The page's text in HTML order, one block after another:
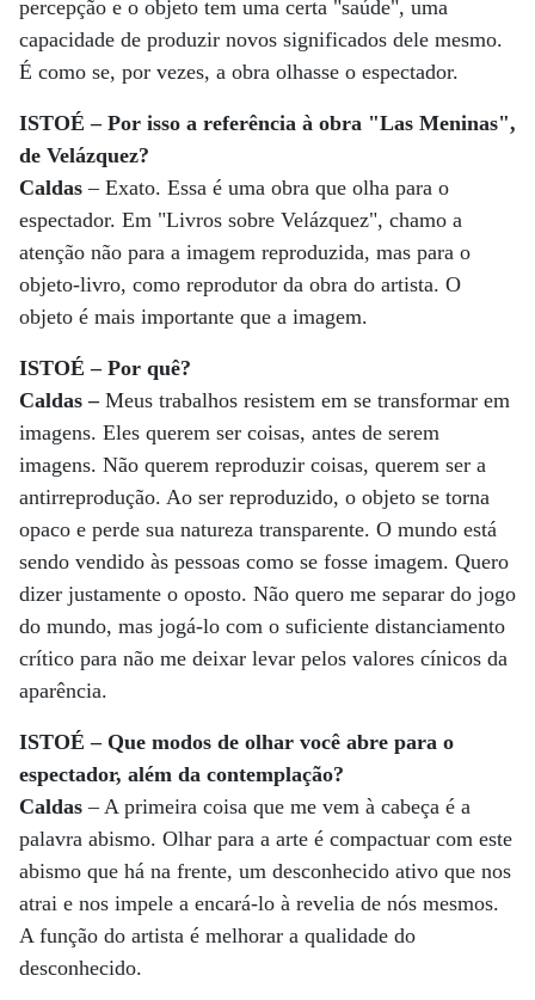
percepção e o objeto tem uma certa "saúde", uma
capacidade de produzir novos significados dele mesmo.
É como se, por vezes, a obra olhasse o espectador.
ISTOÉ – Por isso a referência à obra "Las Meninas",
de Velázquez?
Caldas – Exato. Essa é uma obra que olha para o
espectador. Em "Livros sobre Velázquez", chamo a
atenção não para a imagem reproduzida, mas para o
objeto-livro, como reprodutor da obra do artista. O
objeto é mais importante que a imagem.
ISTOÉ – Por quê?
Caldas –Meus trabalhos resistem em se transformar em
imagens. Eles querem ser coisas, antes de serem
imagens. Não querem reproduzir coisas, querem ser a
antirreprodução. Ao ser reproduzido, o objeto se torna
opaco e perde sua natureza transparente. O mundo está
sendo vendido às pessoas como se fosse imagem. Quero
dizer justamente o oposto. Não quero me separar do jogo
do mundo, mas jogá-lo com o suficiente distanciamento
crítico para não me deixar levar pelos valores cínicos da
aparência.
ISTOÉ – Que modos de olhar você abre para o
espectador, além da contemplação?
Caldas– A primeira coisa que me vem à cabeça é a
palavra abismo. Olhar para a arte é compactuar com este
abismo que há na frente, um desconhecido ativo que nos
atrai e nos impele a encará-lo à revelia de nós mesmos.
A função do artista é melhorar a qualidade do
desconhecido.